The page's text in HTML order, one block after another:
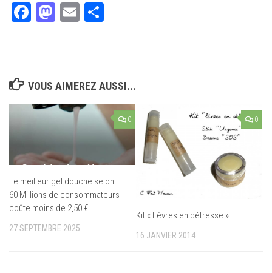
Facebook
Mastodon
Email
VOUS AIMEREZ AUSSI...
0
Le meilleur gel douche selon
60 Millions de consommateurs
coûte moins de 2,50 €
27 SEPTEMBRE 2025
0
Kit « Lèvres en détresse »
16 JANVIER 2014